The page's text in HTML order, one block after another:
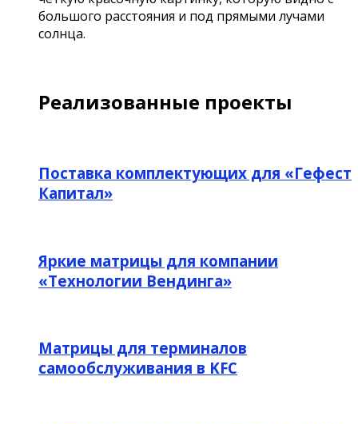
большого расстояния и под прямыми лучами
солнца.
Реализованные проекты
Поставка комплектующих для «Гефест
Капитал»
Яркие матрицы для компании
«Технологии Вендинга»
Матрицы для терминалов
самообслуживания в KFC